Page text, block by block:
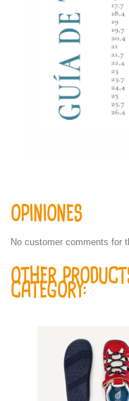
OPINIONES
No customer comments for
OTHER
CATEGORY: